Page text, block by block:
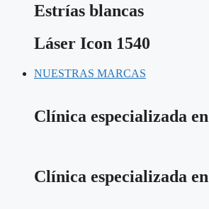
Estrías blancas
Láser Icon 1540
NUESTRAS MARCAS
Clínica especializada
Clínica especializada